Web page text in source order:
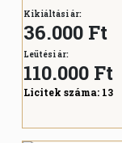
Kikiáltási ár:
36.000 Ft
Leütési ár:
110.000 Ft
Licitek száma: 13